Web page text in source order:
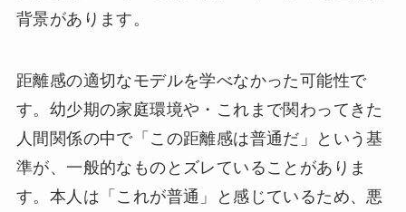
背景があります。
距離感の適切なモデルを学べなかった可能性で
す。幼少期の家庭環境や・これまで関わってきた
人間関係の中で「この距離感は普通だ」という基
準が、一般的なものとズレていることがありま
す。本人は「これが普通」と感じているため、悪